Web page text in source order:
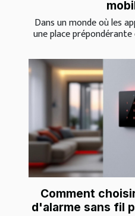
Dans un monde où les
une place
Comment
d'alarme sans fil